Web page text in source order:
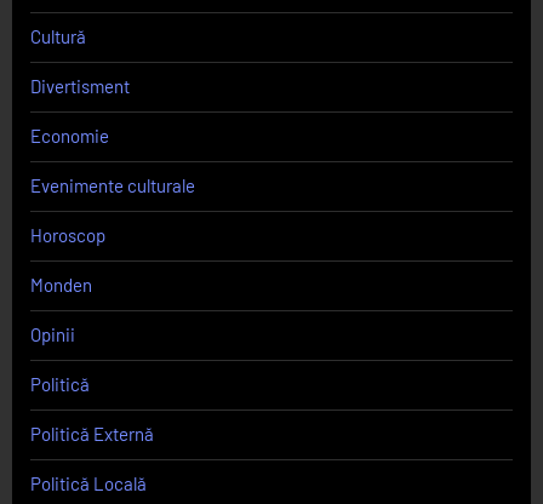
Cultură
Divertisment
Economie
Evenimente culturale
Horoscop
Monden
Opinii
Politică
Politică Externă
Politică Locală